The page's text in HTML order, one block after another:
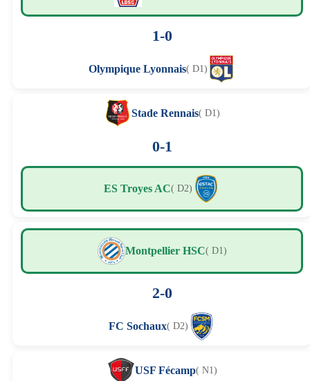
1-0
Olympique Lyonnais( D1)
Stade Rennais( D1)
0-1
ES Troyes AC( D2)
Montpellier HSC( D1)
2-0
FC Sochaux( D2)
USF Fécamp( N1)